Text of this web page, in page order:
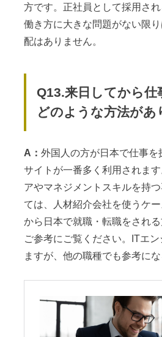
方です。正社員として採用さ
働き方に大きな問題がない限
配はありません。
Q13.来日してから仕
どのような方法があ
A： 外国人の方が日本で仕事
サイトが一番多く利用されま
アやマネジメントスキルを持
ては、人材紹介会社を使うケ
から日本で就職・転職をされ
ご参考にご覧ください。ITエ
ますが、他の職種でも参考にな